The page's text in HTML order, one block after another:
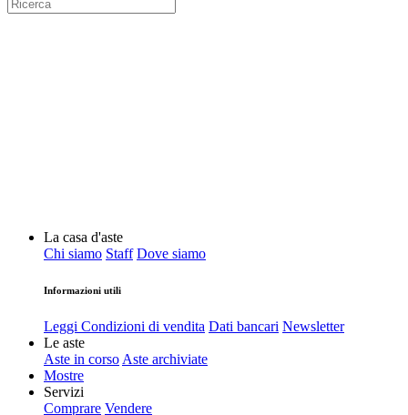
La casa d'aste
Chi siamo Staff Dove siamo
Informazioni utili
Leggi Condizioni di vendita Dati bancari Newsletter
Le aste
Aste in corso Aste archiviate
Mostre
Servizi
Comprare Vendere